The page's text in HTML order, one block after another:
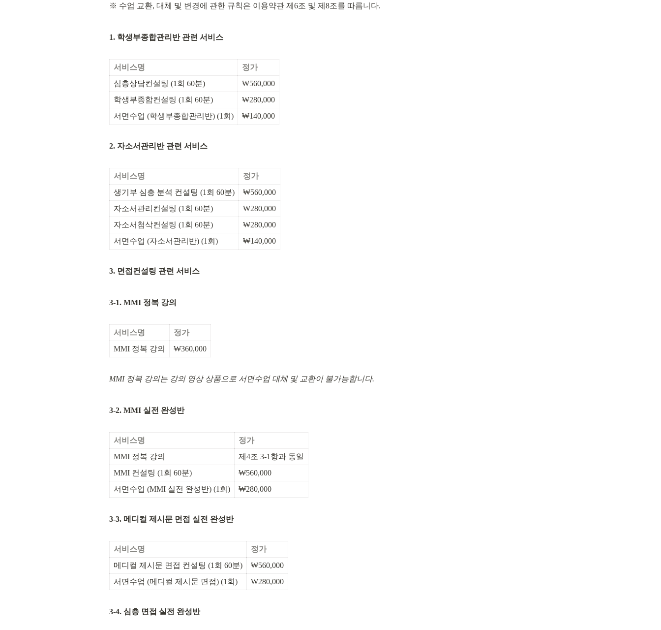
※ 수업 교환, 대체 및 변경에 관한 규칙은 이용약관 제6조 및 제8조를 따릅니다.
1. 학생부종합관리반 관련 서비스
서비스명
정가
심층상담컨설팅 (1회 60분)
₩560,000
학생부종합컨설팅 (1회 60분)
₩280,000
서면수업 (학생부종합관리반) (1회)
₩140,000
2. 자소서관리반 관련 서비스
서비스명
정가
생기부 심층 분석 컨설팅 (1회 60분)
₩560,000
자소서관리컨설팅 (1회 60분)
₩280,000
자소서첨삭컨설팅 (1회 60분)
₩280,000
서면수업 (자소서관리반) (1회)
₩140,000
3. 면접컨설팅 관련 서비스
3-1. MMI 정복 강의
서비스명
정가
MMI 정복 강의
₩360,000
MMI 정복 강의는 강의 영상 상품으로 서면수업 대체 및 교환이 불가능합니다.
3-2. MMI 실전 완성반
서비스명
정가
MMI 정복 강의
제4조 3-1항과 동일
MMI 컨설팅 (1회 60분)
₩560,000
서면수업 (MMI 실전 완성반) (1회)
₩280,000
3-3. 메디컬 제시문 면접 실전 완성반
서비스명
정가
메디컬 제시문 면접 컨설팅 (1회 60분)
₩560,000
서면수업 (메디컬 제시문 면접) (1회)
₩280,000
3-4. 심층 면접 실전 완성반